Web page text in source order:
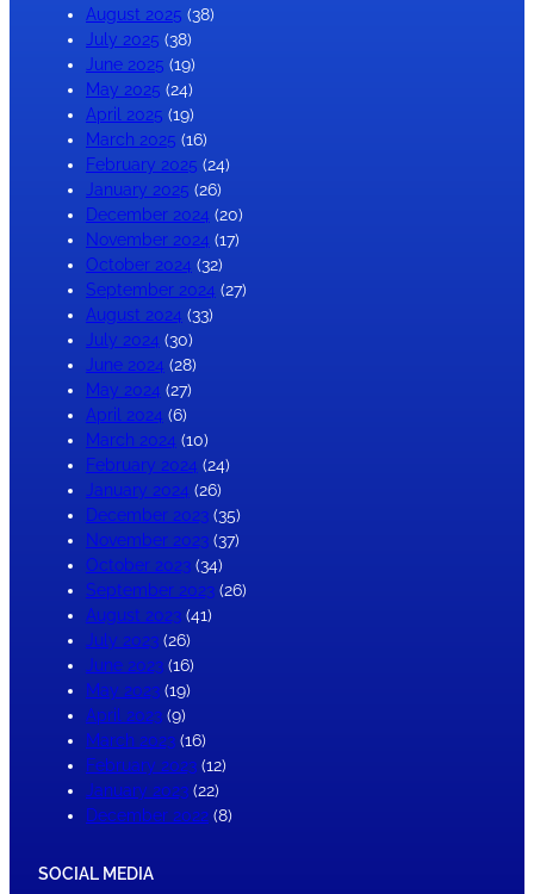
August 2025 (38)
July 2025 (38)
June 2025 (19)
May 2025 (24)
April 2025 (19)
March 2025 (16)
February 2025 (24)
January 2025 (26)
December 2024 (20)
November 2024 (17)
October 2024 (32)
September 2024 (27)
August 2024 (33)
July 2024 (30)
June 2024 (28)
May 2024 (27)
April 2024 (6)
March 2024 (10)
February 2024 (24)
January 2024 (26)
December 2023 (35)
November 2023 (37)
October 2023 (34)
September 2023 (26)
August 2023 (41)
July 2023 (26)
June 2023 (16)
May 2023 (19)
April 2023 (9)
March 2023 (16)
February 2023 (12)
January 2023 (22)
December 2022 (8)
SOCIAL MEDIA